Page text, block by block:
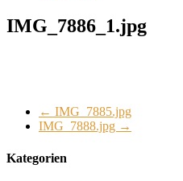
IMG_7886_1.jpg
← IMG_7885.jpg
IMG_7888.jpg →
Kategorien